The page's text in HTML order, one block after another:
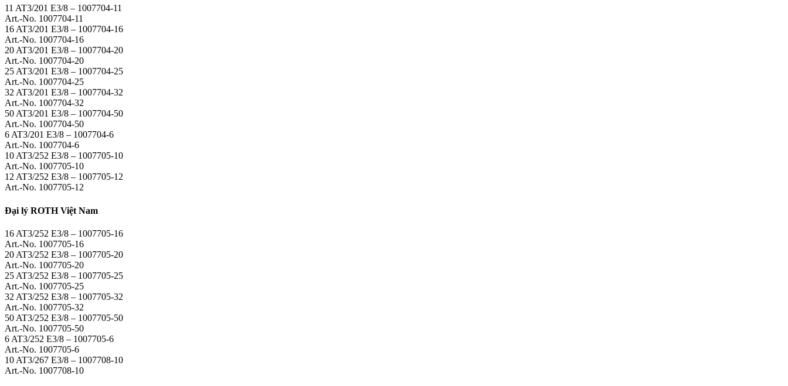
11 AT3/201 E3/8 – 1007704-11
Art.-No. 1007704-11
16 AT3/201 E3/8 – 1007704-16
Art.-No. 1007704-16
20 AT3/201 E3/8 – 1007704-20
Art.-No. 1007704-20
25 AT3/201 E3/8 – 1007704-25
Art.-No. 1007704-25
32 AT3/201 E3/8 – 1007704-32
Art.-No. 1007704-32
50 AT3/201 E3/8 – 1007704-50
Art.-No. 1007704-50
6 AT3/201 E3/8 – 1007704-6
Art.-No. 1007704-6
10 AT3/252 E3/8 – 1007705-10
Art.-No. 1007705-10
12 AT3/252 E3/8 – 1007705-12
Art.-No. 1007705-12
Đại lý ROTH Việt Nam
16 AT3/252 E3/8 – 1007705-16
Art.-No. 1007705-16
20 AT3/252 E3/8 – 1007705-20
Art.-No. 1007705-20
25 AT3/252 E3/8 – 1007705-25
Art.-No. 1007705-25
32 AT3/252 E3/8 – 1007705-32
Art.-No. 1007705-32
50 AT3/252 E3/8 – 1007705-50
Art.-No. 1007705-50
6 AT3/252 E3/8 – 1007705-6
Art.-No. 1007705-6
10 AT3/267 E3/8 – 1007708-10
Art.-No. 1007708-10